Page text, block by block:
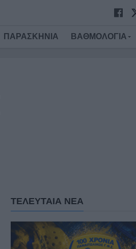
ΠΑΡΑΣΚΗΝΙΑ ΒΑΘΜΟΛΟΓΙΑ
ΤΕΛΕΥΤΑΙΑ ΝΕΑ